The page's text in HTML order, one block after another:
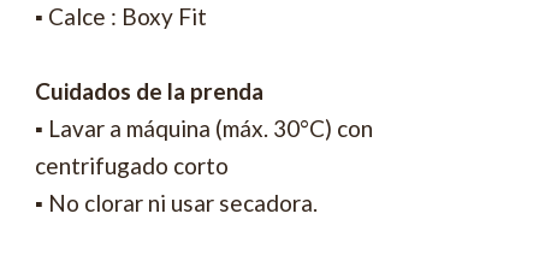
▪ Calce : Boxy Fit
Cuidados de la prenda
▪ Lavar a máquina (máx. 30°C) con
centrifugado corto
▪ No clorar ni usar secadora.